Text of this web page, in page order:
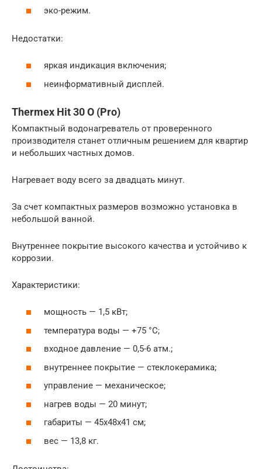
эко-режим.
Недостатки:
яркая индикация включения;
неинформативный дисплей.
Thermex Hit 30 O (Pro)
Компактный водонагреватель от проверенного
производителя станет отличным решением для квартир
и небольших частных домов.
Нагревает воду всего за двадцать минут.
За счет компактных размеров возможно установка в
небольшой ванной.
Внутреннее покрытие высокого качества и устойчиво к
коррозии.
Характеристики:
мощность — 1,5 кВт;
температура воды — +75 °С;
входное давление — 0,5-6 атм.;
внутреннее покрытие — стеклокерамика;
управление — механическое;
нагрев воды — 20 минут;
габариты — 45x48x41 см;
вес — 13,8 кг.